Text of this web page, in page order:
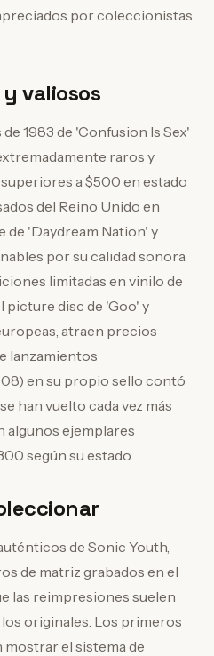
por coleccionistas
valiosos
1983 de 'Confusion Is Sex'
raros y
a $500 en estado
del Reino Unido en
de 'Daydream Nation' y
por su calidad sonora
limitadas en vinilo de
picture disc de 'Goo' y
atraen precios
lanzamientos
en su propio sello contó
han vuelto cada vez más
algunos ejemplares
según su estado.
de Sonic Youth,
de matriz grabados en el
las reimpresiones suelen
originales. Los primeros
mostrar el sistema de